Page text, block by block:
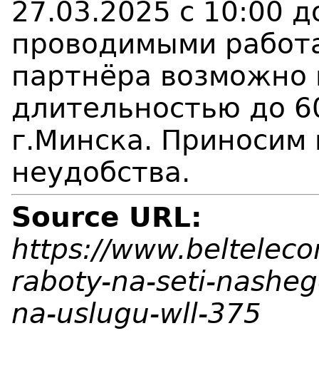
27.03.2025 с 10:00
проводимыми
партнёра возможно
длительностью до
г.Минска. Приносим
неудобства.
Source URL:
https://
raboty-na-seti-
na-uslugu-wll-375